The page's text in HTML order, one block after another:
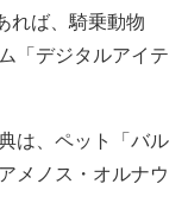
れば、騎乗動物
「デジタルアイテ
は、ペット「バル
メノス・オルナウ